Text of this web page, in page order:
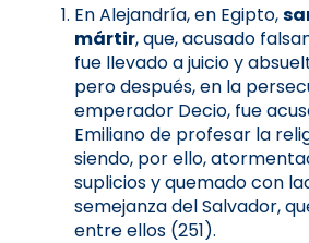
En Alejandría, en Egipto,
mártir, que, acusado
fue llevado a juicio y
pero después, en la
emperador Decio, fue
Emiliano de profesar la
siendo, por ello,
suplicios y quemado con
semejanza del Salvador,
entre ellos (251).